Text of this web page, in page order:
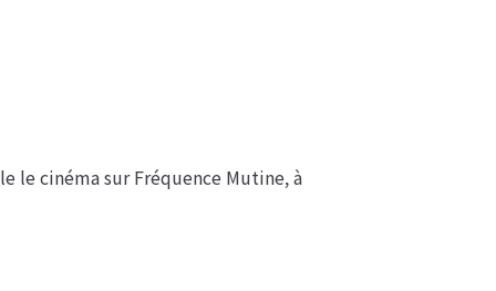
le cinéma sur Fréquence Mutine, à